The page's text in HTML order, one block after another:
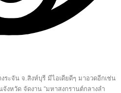
ระจัน จ.สิงห์บุรี มีไอเดียดีๆ มาอวดอีกเช่น
งหวัด จัดงาน “มหาสงกรานต์กลางลำ